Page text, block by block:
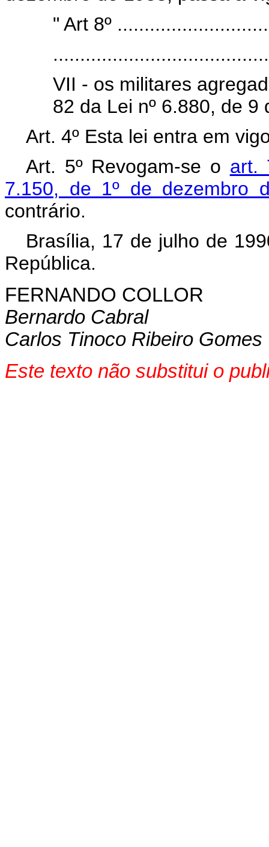
" Art 8º
VII - os militares
82 da Lei nº 6.880, de
Art. 4º Esta lei entra em
Art. 5º Revogam-se o art.
7.150, de 1º de dezembro
contrário.
Brasília, 17 de julho de
República.
FERNANDO COLLOR
Bernardo Cabral
Carlos Tinoco Ribeiro Gomes
Este texto não substitui o